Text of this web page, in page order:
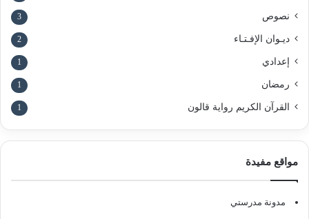
نصوص 3
ديـوان الإفـتـاء 2
إعدادي 1
رمضان 1
القرآن الكريم رواية قالون 1
مواقع مفيدة
مدونة مدرستي